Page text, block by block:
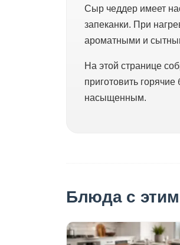
Сыр чеддер имеет
запеканки. При
ароматными и
На этой странице
приготовить
насыщенным.
Блюда с